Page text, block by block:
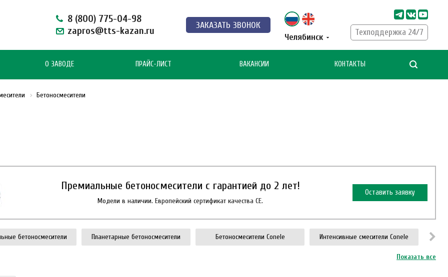
8 (800) 775-04-98
zapros@tts-kazan.ru
ЗАКАЗАТЬ ЗВОНОК
Челябинск
Техподдержка 24/7
О ЗАВОДЕ ПРАЙС-ЛИСТ ВАКАНСИИ КОНТАКТЫ
Бетоносмесители
Премиальные бетоносмесители с гарантией до 2 лет!
Модели в наличии. Европейский сертификат качества СЕ.
Оставить заявку
бетоносмесители Планетарные бетоносмесители Бетоносмесители Conele Интенсивные смесители Conele
Показать все